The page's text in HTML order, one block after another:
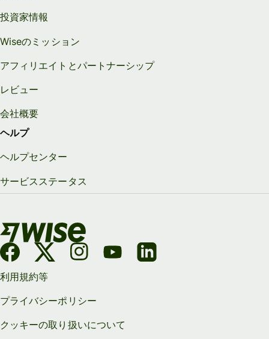
投資家情報
Wiseのミッション
アフィリエイトとパートナーシップ
レビュー
会社概要
ヘルプ
ヘルプセンター
サービスステータス
利用規約等
プライバシーポリシー
クッキーの取り扱いについて